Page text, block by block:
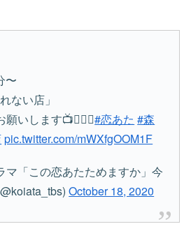
〜
ない店」
いします📺🧎🏻‍♂️#恋あた #森
pic.twitter.com/mWXfgOOM1F
「この恋あたためますか」今
October 18, 2020